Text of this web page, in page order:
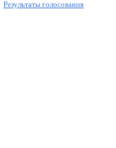
Результаты голосования